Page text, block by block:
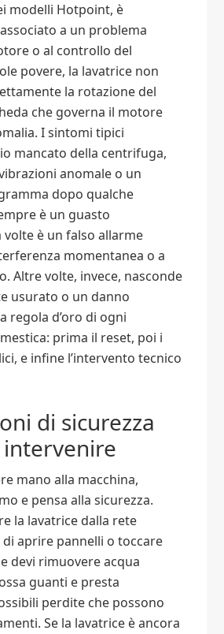
modelli Hotpoint, è
a un problema
o al controllo del
povere, la lavatrice non
la rotazione del
che governa il motore
I sintomi tipici
mancato della centrifuga,
anomale o un
dopo qualche
è un guasto
è un falso allarme
momentanea o a
Altre volte, invece, nasconde
usurato o un danno
regola d’oro di ogni
prima il reset, poi i
e infine l’intervento tecnico
di sicurezza
mano alla macchina,
e pensa alla sicurezza.
la lavatrice dalla rete
aprire pannelli o toccare
devi rimuovere acqua
guanti e presta
perdite che possono
Se la lavatrice è ancora